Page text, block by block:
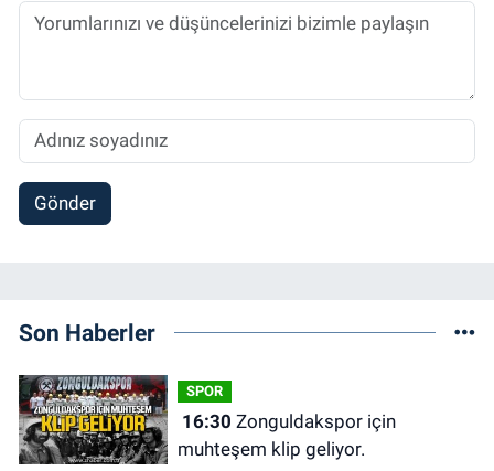
Gönder
Son Haberler
SPOR
16:30
muhteşem klip geliyor.